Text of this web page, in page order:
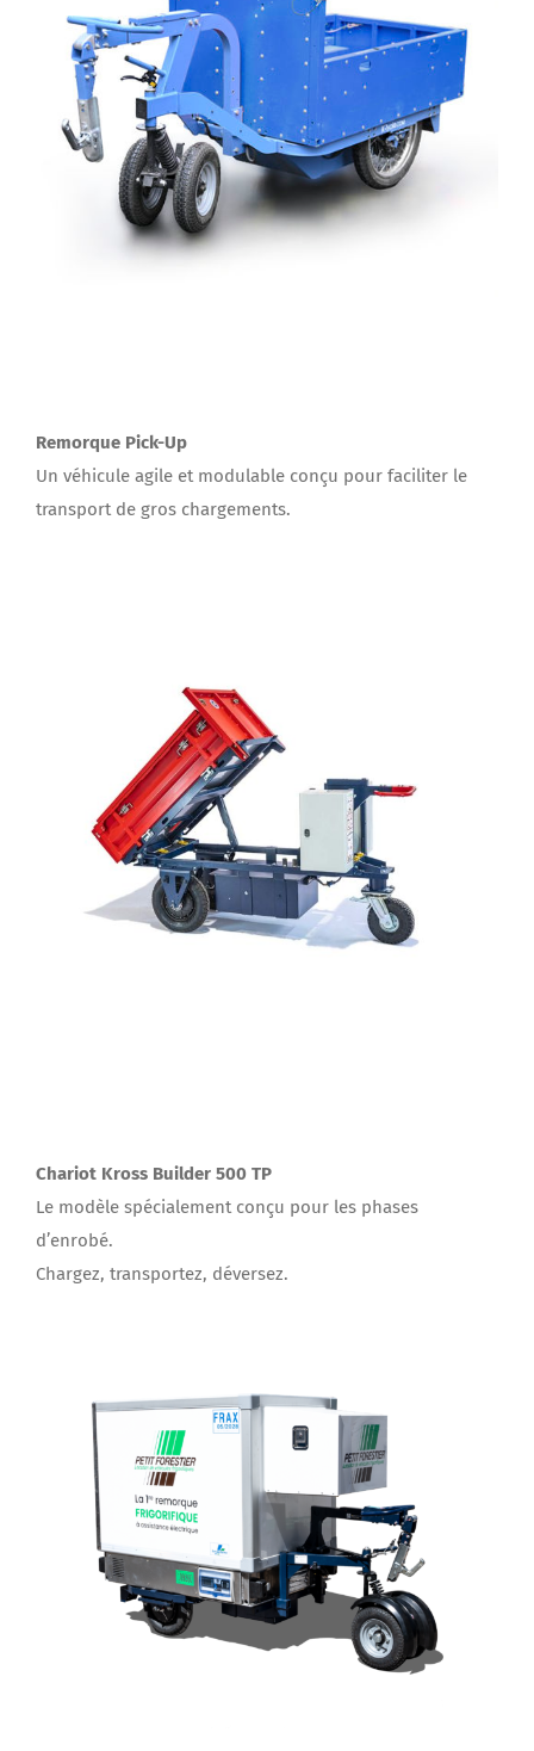
Un véhicule agile et modulable conçu pour faciliter le
transport de gros chargements.
Le modèle spécialement conçu pour les phases
d’enrobé.
Chargez, transportez, déversez.